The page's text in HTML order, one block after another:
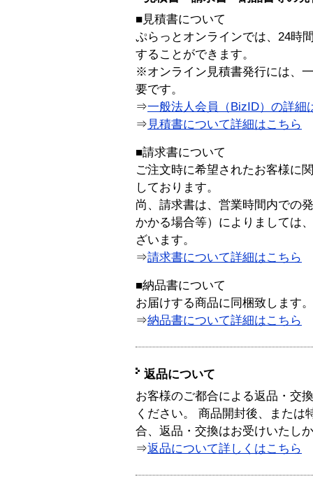
■見積書について
ぷらっとオンラインでは、24時
することができます。
※オンライン見積書発行には、
要です。
⇒一般法人会員（BizID）の詳細
⇒ 見積書について詳細はこちら
■請求書について
ご注文時に希望されたお客様に
しております。
尚、請求書は、営業時間内での
かかる場合等）によりましては
ざいます。
⇒請求書について詳細はこちら
■納品書について
お届けする商品に同梱致します。
⇒納品書について詳細はこちら
返品について
お客様のご都合による返品・交
ください。 商品開封後、または
合、返品・交換はお受けいたし
⇒返品について詳しくはこちら